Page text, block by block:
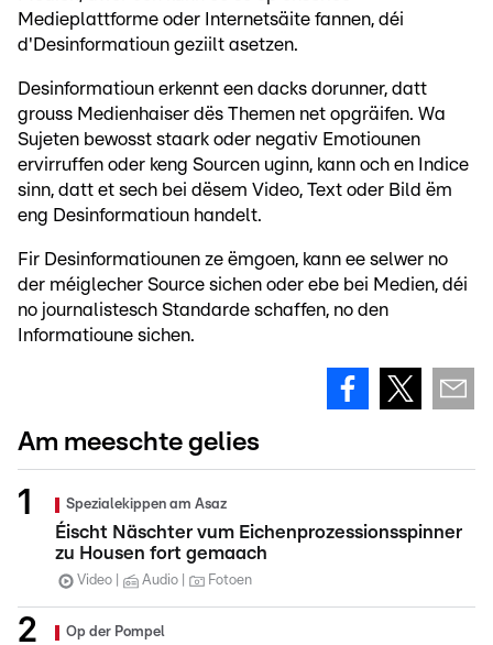
Medieplattforme oder Internetsäite fannen, déi
d'Desinformatioun geziilt asetzen.
Desinformatioun erkennt een dacks dorunner, datt
grouss Medienhaiser dës Themen net opgräifen. Wa
Sujeten bewosst staark oder negativ Emotiounen
ervirruffen oder keng Sourcen uginn, kann och en Indice
sinn, datt et sech bei dësem Video, Text oder Bild ëm
eng Desinformatioun handelt.
Fir Desinformatiounen ze ëmgoen, kann ee selwer no
der méiglecher Source sichen oder ebe bei Medien, déi
no journalistesch Standarde schaffen, no den
Informatioune sichen.
Am meeschte gelies
Spezialekippen am Asaz
Éischt Näschter vum Eichenprozessionsspinner
zu Housen fort gemaach
Video Audio Fotoen
Op der Pompel